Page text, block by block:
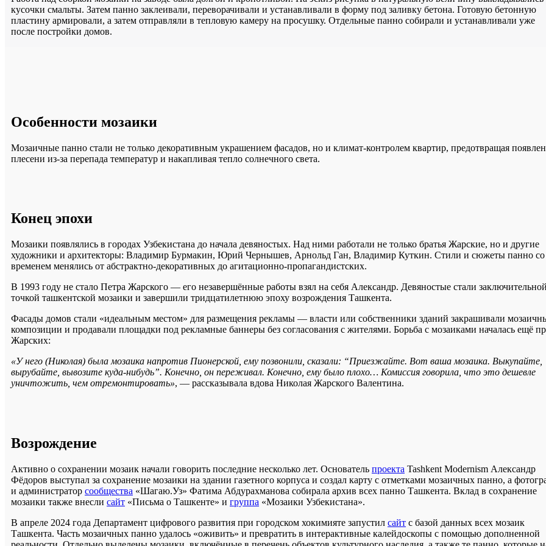
кусочки смальты. Затем панно заклеивали, переворачивали и устанавливали в форму под заливку бетона. Готовую бетонную
пластину армировали, а затем отправляли в тепловую камеру на просушку. Отдельные панно собирали и устанавливали уже
после постройки домов.
Особенности мозаики
Мозаичные панно стали не только декоративным украшением фасадов, но и климат-контролем квартир, предотвращая
плесени из-за перепада температур и накапливая тепло солнечного света.
Конец эпохи
Мозаики появлялись в городах Узбекистана до начала девяностых. Над ними работали не только братья Жарские, но и другие
художники и архитекторы: Владимир Бурмакин, Юрий Чернышев, Арнольд Ган, Владимир Куткин. Стили и сюжеты панно со
временем менялись от абстрактно-декоративных до агитационно-пропагандистских.
В 1993 году не стало Петра Жарского — его незавершённые работы взял на себя Александр. Девяностые стали
точкой ташкентской мозаики и завершили тридцатилетнюю эпоху возрождения Ташкента.
Фасады домов стали «идеальным местом» для размещения рекламы — власти или собственники зданий закрашивали
композиции и продавали площадки под рекламные баннеры без согласования с жителями. Борьба с мозаиками началась ещё
Жарских:
«У него (Николая) была мозаика напротив Пионерской, ему позвонили, сказали: “Приезжайте. Вот ваша мозаика. Выкупайте,
вырубайте, вывозите куда-нибудь”. Конечно, он переживал. Конечно, ему было плохо… Комиссия говорила, что это дешевле
уничтожить, чем отремонтировать», — рассказывала вдова Николая Жарского Валентина.
Возрождение
Активно о сохранении мозаик начали говорить последние несколько лет. Основатель проекта Tashkent Modernism Александр
Фёдоров выступал за сохранение мозаики на здании газетного корпуса и создал карту с отметками мозаичных панно, а
и администратор сообщества «Шагаю.Уз» Фатима Абдурахманова собирала архив всех панно Ташкента. Вклад в сохранение
мозаики также внесли сайт «Письма о Ташкенте» и группа «Мозаики Узбекистана».
В апреле 2024 года Департамент цифрового развития при городском хокимияте запустил сайт с базой данных всех мозаик
Ташкента. Часть мозаичных панно удалось «оживить» и превратить в интерактивные калейдоскопы с помощью дополненной